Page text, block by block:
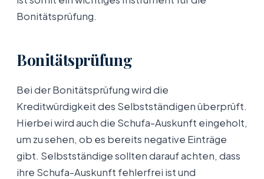
Bonitätsprüfung.
Bonitätsprüfung
Bei der Bonitätsprüfung wird die
Kreditwürdigkeit des Selbstständigen überprüft.
Hierbei wird auch die Schufa-Auskunft eingeholt,
um zu sehen, ob es bereits negative Einträge
gibt. Selbstständige sollten darauf achten, dass
ihre Schufa-Auskunft fehlerfrei ist und